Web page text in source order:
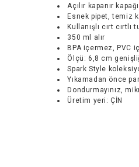
Açılır kapanır
Esnek pipet, temiz
Kullanışlı cırt cırtlı
350 ml alır
BPA içermez, PVC
Ölçü: 6,8 cm
Spark Style
Yıkamadan önce
Dondurmayınız,
Üretim yeri: ÇİN